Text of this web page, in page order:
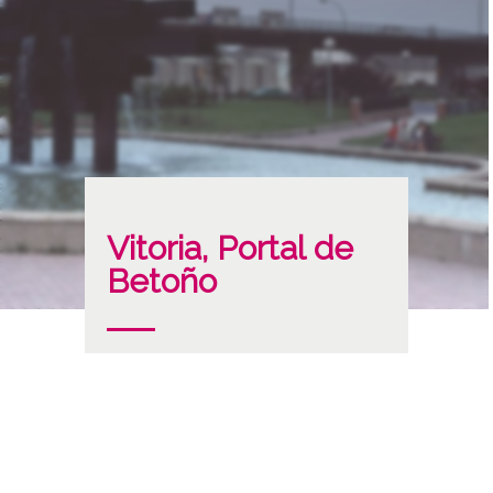
Vitoria, Portal de
Betoño